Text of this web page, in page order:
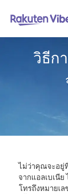
วิธีก
ไม่ว่าคุณจะอยู่
จากแอลเบเนีย
โทรถึงหมายเ